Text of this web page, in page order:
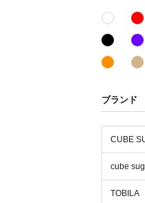
ホワイト
ブラッ
オレン
ブランド
CUBE
cube
TOBILA